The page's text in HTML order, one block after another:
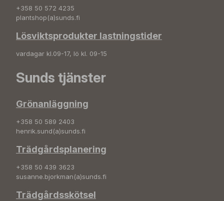
+358 50 572 4235
plantshop(a)sunds.fi
Lösviktsprodukter lastningstider
vardagar kl.09-17, lö kl. 09-15
Sunds tjänster
Grönanläggning
+358 50 589 2403
henrik.sund(a)sunds.fi
Trädgårdsplanering
+358 50 439 3623
susanne.bjorkman(a)sunds.fi
Trädgårdsskötsel